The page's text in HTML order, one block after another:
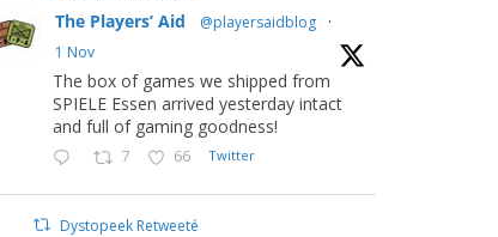
The Players’ Aid @playersaidblog
·
1 Nov
The box of games we shipped from
SPIELE Essen arrived yesterday intact
and full of gaming goodness!
7 66 Twitter
Dystopeek Retweeté